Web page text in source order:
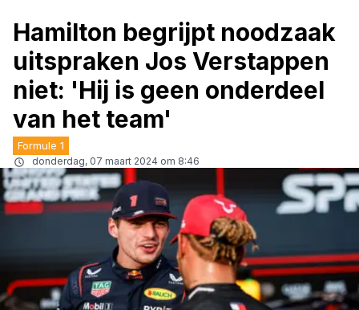
Hamilton begrijpt noodzaak
uitspraken Jos Verstappen
niet: 'Hij is geen onderdeel
van het team'
Formule 1
donderdag, 07 maart 2024 om 8:46